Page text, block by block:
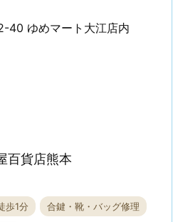
40 ゆめマート大江店内
百貨店熊本
歩1分 合鍵・靴・バッグ修理